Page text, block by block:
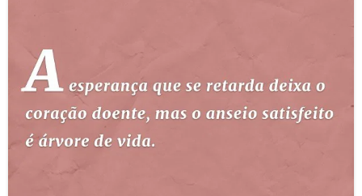
ESTUDOS BÍBLICOS
ESBOÇOS DE PREGAÇÃO